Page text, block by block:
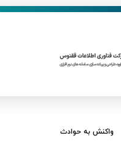
واکنش به حوادث